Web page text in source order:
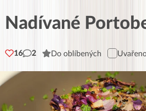
Nadívané
16 2 Do oblíbených